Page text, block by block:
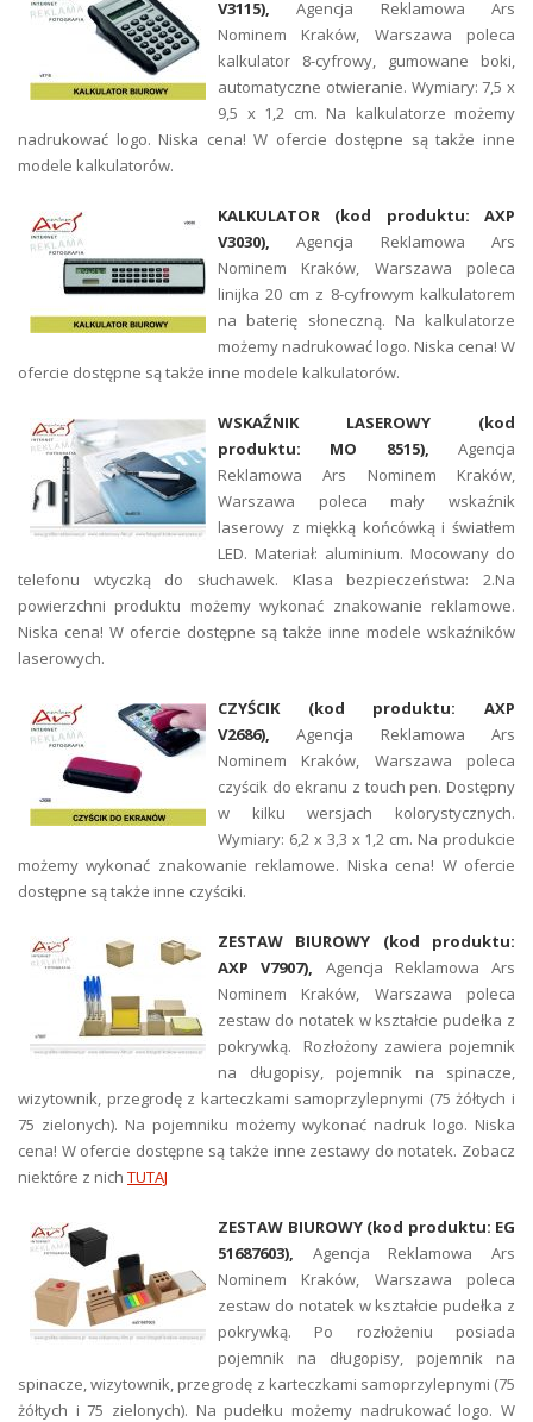
V3115),Agencja Reklamowa Ars
Nominem Kraków, Warszawa poleca
kalkulator 8-cyfrowy, gumowane boki,
automatyczne otwieranie. Wymiary: 7,5 x
9,5 x 1,2 cm. Na kalkulatorze możemy
nadrukować logo. Niska cena! W ofercie dostępne są także inne
modele kalkulatorów.
KALKULATOR (kod produktu: AXP
V3030),Agencja Reklamowa Ars
Nominem Kraków, Warszawa poleca
linijka 20 cm z 8-cyfrowym kalkulatorem
na baterię słoneczną. Na kalkulatorze
możemy nadrukować logo. Niska cena! W
ofercie dostępne są także inne modele kalkulatorów.
WSKAŹNIK LASEROWY (kod
produktu: MO 8515), Agencja
Reklamowa Ars Nominem Kraków,
Warszawa poleca mały wskaźnik
laserowy z miękką końcówką i światłem
LED. Materiał: aluminium. Mocowany do
telefonu wtyczką do słuchawek. Klasa bezpieczeństwa: 2.Na
powierzchni produktu możemy wykonać znakowanie reklamowe.
Niska cena! W ofercie dostępne są także inne modele wskaźników
laserowych.
CZYŚCIK (kod produktu: AXP
V2686),Agencja Reklamowa Ars
Nominem Kraków, Warszawa poleca
czyścik do ekranu z touch pen. Dostępny
w kilku wersjach kolorystycznych.
Wymiary: 6,2 x 3,3 x 1,2 cm. Na produkcie
możemy wykonać znakowanie reklamowe. Niska cena! W ofercie
dostępne są także inne czyściki.
ZESTAW BIUROWY (kod produktu:
AXP V7907), Agencja Reklamowa Ars
Nominem Kraków, Warszawa poleca
zestaw do notatek w kształcie pudełka z
pokrywką. Rozłożony zawiera pojemnik
na długopisy, pojemnik na spinacze,
wizytownik, przegrodę z karteczkami samoprzylepnymi (75 żółtych i
75 zielonych). Na pojemniku możemy wykonać nadruk logo. Niska
cena! W ofercie dostępne są także inne zestawy do notatek. Zobacz
niektóre z nich TUTAJ
ZESTAW BIUROWY (kod produktu: EG
51687603), Agencja Reklamowa Ars
Nominem Kraków, Warszawa poleca
zestaw do notatek w kształcie pudełka z
pokrywką. Po rozłożeniu posiada
pojemnik na długopisy, pojemnik na
spinacze, wizytownik, przegrodę z karteczkami samoprzylepnymi (75
żółtych i 75 zielonych). Na pudełku możemy nadrukować logo. W